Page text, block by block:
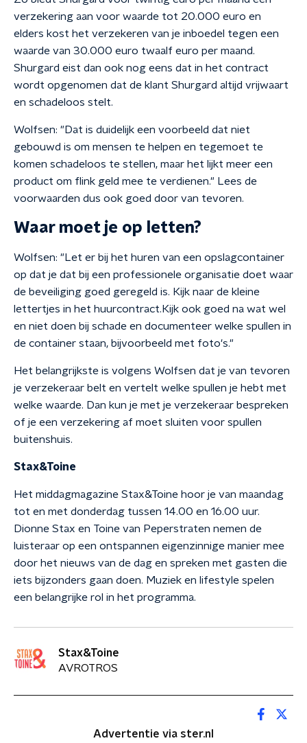
verzekering aan voor waarde tot 20.000 euro en
elders kost het verzekeren van je inboedel tegen een
waarde van 30.000 euro twaalf euro per maand.
Shurgard eist dan ook nog eens dat in het contract
wordt opgenomen dat de klant Shurgard altijd vrijwaart
en schadeloos stelt.
Wolfsen: "Dat is duidelijk een voorbeeld dat niet
gebouwd is om mensen te helpen en tegemoet te
komen schadeloos te stellen, maar het lijkt meer een
product om flink geld mee te verdienen." Lees de
voorwaarden dus ook goed door van tevoren.
Waar moet je op letten?
Wolfsen: "Let er bij het huren van een opslagcontainer
op dat je dat bij een professionele organisatie doet waar
de beveiliging goed geregeld is. Kijk naar de kleine
lettertjes in het huurcontract.Kijk ook goed na wat wel
en niet doen bij schade en documenteer welke spullen in
de container staan, bijvoorbeeld met foto's."
Het belangrijkste is volgens Wolfsen dat je van tevoren
je verzekeraar belt en vertelt welke spullen je hebt met
welke waarde. Dan kun je met je verzekeraar bespreken
of je een verzekering af moet sluiten voor spullen
buitenshuis.
Stax&Toine
Het middagmagazine Stax&Toine hoor je van maandag
tot en met donderdag tussen 14.00 en 16.00 uur.
Dionne Stax en Toine van Peperstraten nemen de
luisteraar op een ontspannen eigenzinnige manier mee
door het nieuws van de dag en spreken met gasten die
iets bijzonders gaan doen. Muziek en lifestyle spelen
een belangrijke rol in het programma.
Stax&Toine
AVROTROS
Advertentie via ster.nl